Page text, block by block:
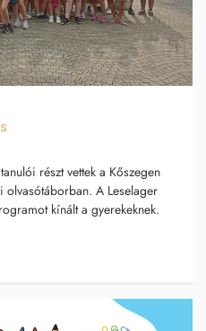
részt vettek a Kőszegen
olvasótáborban. A Leselager
kínált a gyerekeknek.